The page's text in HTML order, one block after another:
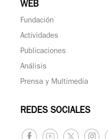
WEB
Fundación
Actividades
Publicaciones
Análisis
Prensa y Multimedia
REDES SOCIALES